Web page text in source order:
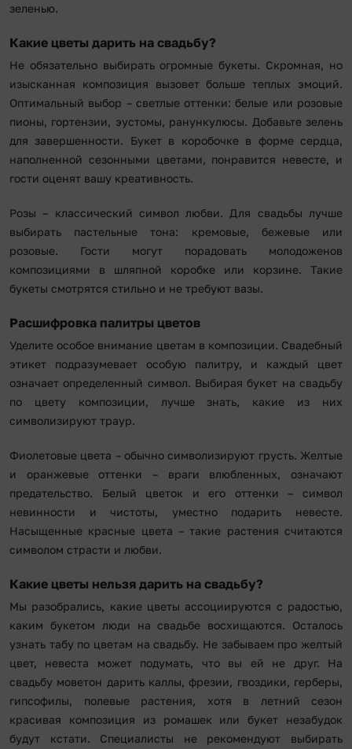
зеленью.
Какие цветы дарить на свадьбу?
Не обязательно выбирать огромные букеты. Скромная, но
изысканная композиция вызовет больше теплых эмоций.
Оптимальный выбор – светлые оттенки: белые или розовые
пионы, гортензии, эустомы, ранункулюсы. Добавьте зелень
для завершенности. Букет в коробочке в форме сердца,
наполненной сезонными цветами, понравится невесте, и
гости оценят вашу креативность.
Розы – классический символ любви. Для свадьбы лучше
выбирать пастельные тона: кремовые, бежевые или
розовые. Гости могут порадовать молодоженов
композициями в шляпной коробке или корзине. Такие
букеты смотрятся стильно и не требуют вазы.
Расшифровка палитры цветов
Уделите особое внимание цветам в композиции. Свадебный
этикет подразумевает особую палитру, и каждый цвет
означает определенный символ. Выбирая букет на свадьбу
по цвету композиции, лучше знать, какие из них
символизируют траур.
Фиолетовые цвета – обычно символизируют грусть. Желтые
и оранжевые оттенки – враги влюбленных, означают
предательство. Белый цветок и его оттенки – символ
невинности и чистоты, уместно подарить невесте.
Насыщенные красные цвета – такие растения считаются
символом страсти и любви.
Какие цветы нельзя дарить на свадьбу?
Мы разобрались, какие цветы ассоциируются с радостью,
каким букетом люди на свадьбе восхищаются. Осталось
узнать табу по цветам на свадьбу. Не забываем про желтый
цвет, невеста может подумать, что вы ей не друг. На
свадьбу моветон дарить каллы, фрезии, гвоздики, герберы,
гипсофилы, полевые растения, хотя в летний сезон
красивая композиция из ромашек или букет незабудок
будут кстати. Специалисты не рекомендуют выбирать